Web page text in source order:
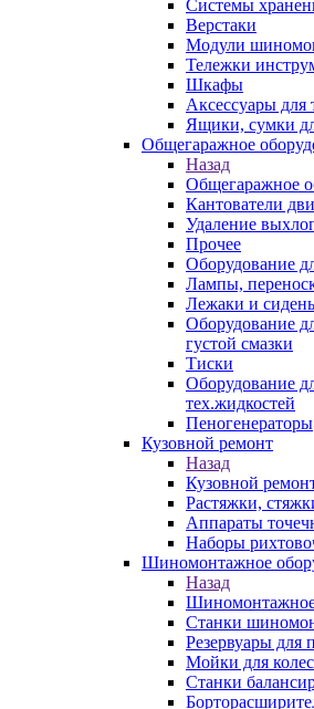
Системы
Верстаки
Модули
Тележки
Шкафы
Аксессуары для
Ящики, сумки
Общегаражное
Назад
Общегаражное
Кантователи
Удаление
Прочее
Оборудование
Лампы,
Лежаки и
Оборудование
густой смазки
Тиски
Оборудование
тех.жидкостей
Пеногенераторы
Кузовной ремонт
Назад
Кузовной
Растяжки,
Аппараты
Наборы
Шиномонтажное
Назад
Шиномонтажное
Станки
Резервуары для
Мойки для колес
Станки